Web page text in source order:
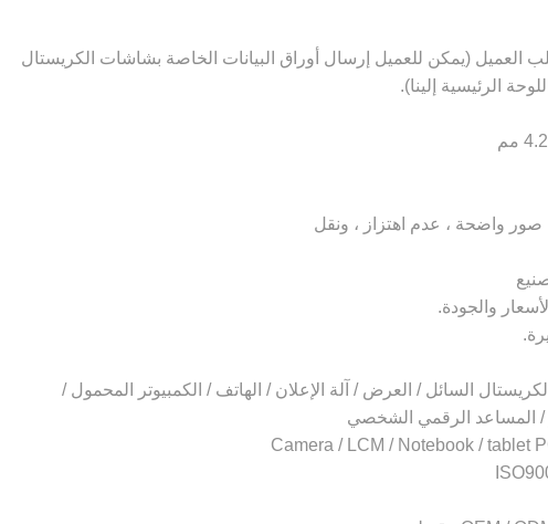
(يمكن للعميل إرسال أوراق البيانات الخاصة بشاشات الكريستال
الرئيسية إلينا).
صور واضحة ، عدم اهتزاز ، ونقل
والجودة.
السائل / العرض / آلة الإعلان / الهاتف / الكمبيوتر المحمول /
/ المساعد الرقمي الشخصي
Camera / LCM / Notebook / tablet